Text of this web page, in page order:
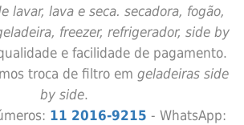
lavar, lava e seca. secadora, fogão,
freezer, refrigerador, side by
e facilidade de pagamento.
troca de filtro em geladeiras side
by side.
11 2016-9215 - WhatsApp: